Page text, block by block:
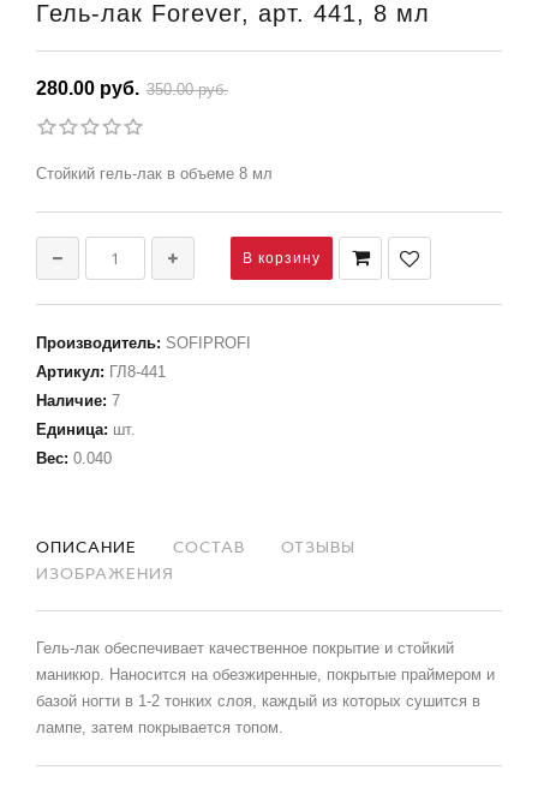
Гель-лак Forever, арт. 441, 8 мл
280.00 руб. 350.00 руб.
Стойкий гель-лак в объеме 8 мл
Производитель: SOFIPROFI
Артикул: ГЛ8-441
Наличие: 7
Единица: шт.
Вес: 0.040
ОПИСАНИЕ СОСТАВ
ОТЗЫВЫ
ИЗОБРАЖЕНИЯ
Гель-лак обеспечивает качественное покрытие и стойкий
маникюр. Наносится на обезжиренные, покрытые праймером и
базой ногти в 1-2 тонких слоя, каждый из которых сушится в
лампе, затем покрывается топом.